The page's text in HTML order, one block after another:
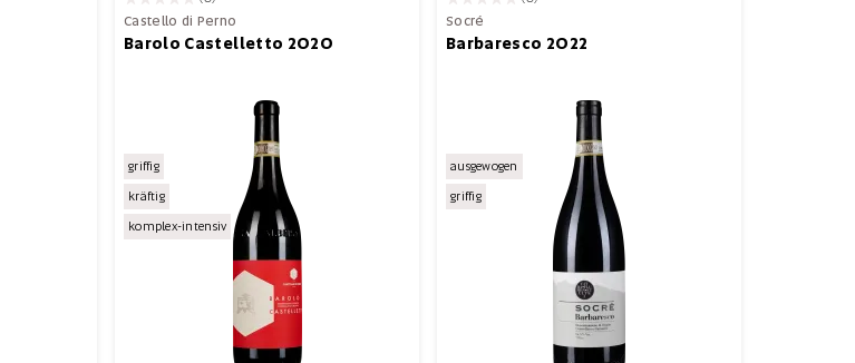
Castello di Perno
Barolo Castelletto 2020
griffig
kräftig
komplex-intensiv
Socré
Barbaresco 2022
ausgewogen
griffig